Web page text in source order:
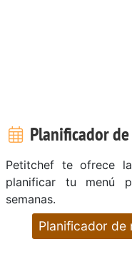
Planificador
Petitchef te ofrece
planificar tu menú
semanas.
Planificador de